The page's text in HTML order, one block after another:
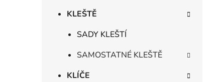
KLEŠTĚ
SADY KLEŠTÍ
SAMOSTATNÉ KLEŠTĚ
KLÍČE